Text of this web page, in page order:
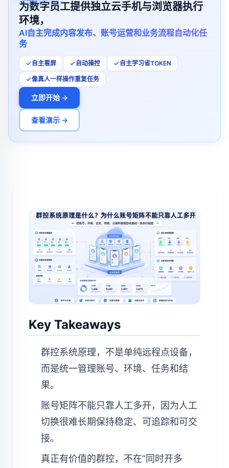
为数字员工提供独立云手机与浏览器执行
环境，
AI自主完成内容发布、账号运营和业务流程自动化任
务
自主看屏 自动操控 自主学习省TOKEN
像真人一样操作重复任务
立即开始 →
查看演示 →
Key Takeaways
群控系统原理，不是单纯远程点设备，
而是统一管理账号、环境、任务和结
果。
账号矩阵不能只靠人工多开，因为人工
切换很难长期保持稳定、可追踪和可交
接。
真正有价值的群控，不在“同时开多